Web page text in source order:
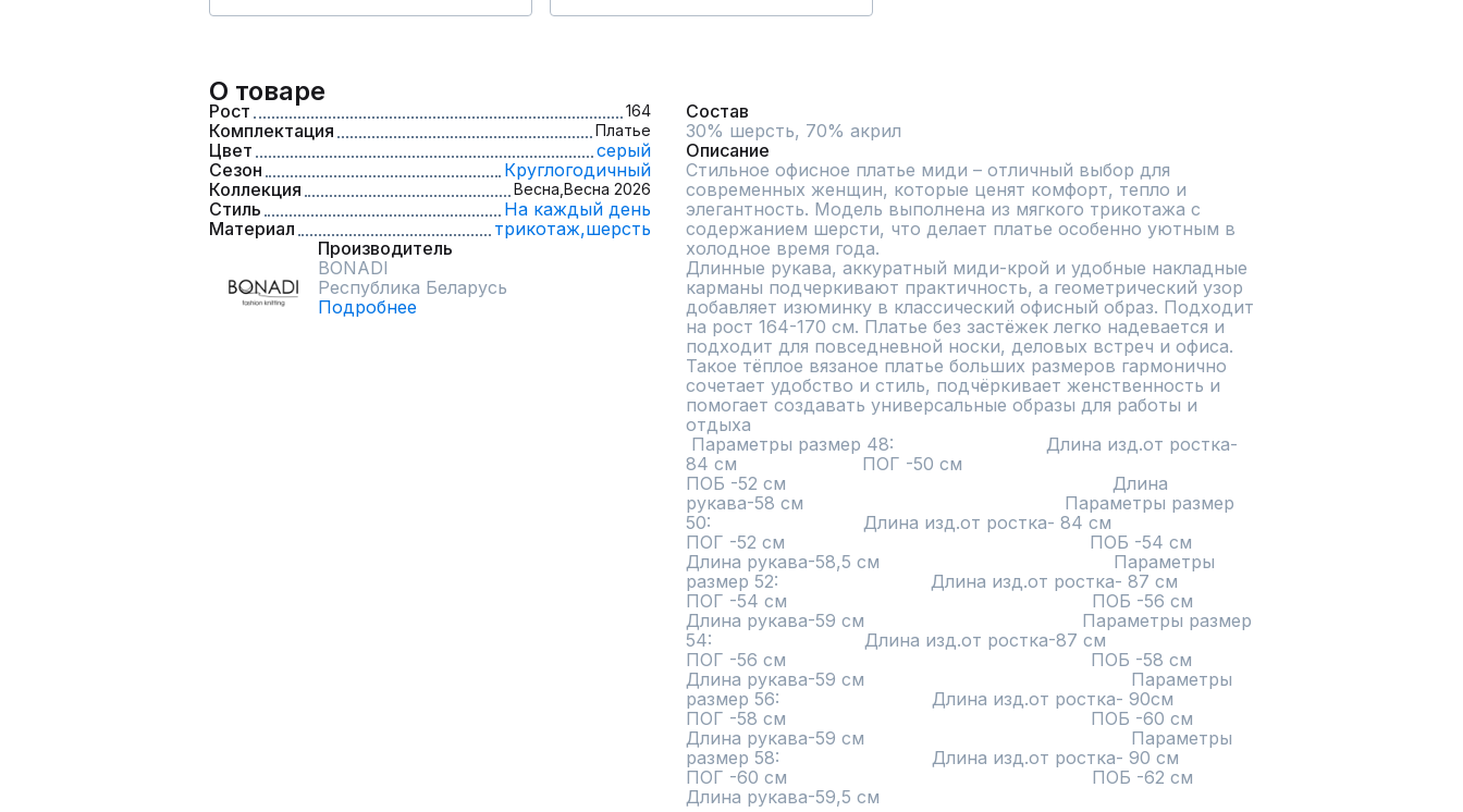
О товаре
Рост 164
Комплектация Платье
Цвет
серый
Сезон
Круглогодичный
Коллекция
Весна, Весна 2026
Стиль
На каждый день
Материал
трикотаж,шерсть
Производитель
BONADI
Республика Беларусь
Подробнее
Состав
30% шерсть, 70% акрил
Описание
Стильное офисное платье миди – отличный выбор для
современных женщин, которые ценят комфорт, тепло и
элегантность. Модель выполнена из мягкого трикотажа с
содержанием шерсти, что делает платье особенно уютным в
холодное время года.
Длинные рукава, аккуратный миди-крой и удобные накладные
карманы подчеркивают практичность, а геометрический узор
добавляет изюминку в классический офисный образ. Подходит
на рост 164-170 см. Платье без застёжек легко надевается и
подходит для повседневной носки, деловых встреч и офиса.
Такое тёплое вязаное платье больших размеров гармонично
сочетает удобство и стиль, подчёркивает женственность и
помогает создавать универсальные образы для работы и
отдыха
84 см                       ПОГ -50 см
ПОБ -52 см                                                            Длина
рукава-58 см                                                Параметры размер
50:                            Длина изд.от ростка- 84 см
ПОГ -52 см                                                        ПОБ -54 см
Длина рукава-58,5 см                                           Параметры
размер 52:                            Длина изд.от ростка- 87 см
ПОГ -54 см                                                        ПОБ -56 см
Длина рукава-59 см                                        Параметры размер
54:                            Длина изд.от ростка-87 см
ПОГ -56 см                                                        ПОБ -58 см
Длина рукава-59 см                                                 Параметры
размер 56:                            Длина изд.от ростка- 90см
ПОГ -58 см                                                        ПОБ -60 см
Длина рукава-59 см                                                 Параметры
размер 58:                            Длина изд.от ростка- 90 см
ПОГ -60 см                                                        ПОБ -62 см
Длина рукава-59,5 см